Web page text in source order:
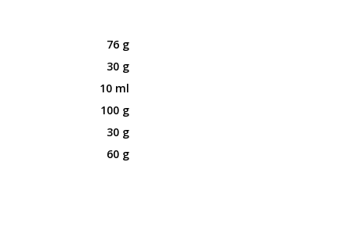
76 g
30 g
10 ml
100 g
30 g
60 g